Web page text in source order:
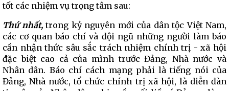
tốt các nhiệm vụ trọng tâm sau:
Thứ nhất,trong kỷ nguyên mới của dân tộc Việt Nam,
các cơ quan báo chí và đội ngũ những người làm báo
cần nhận thức sâu sắc trách nhiệm chính trị - xã hội
đặc biệt cao cả của mình trước Đảng, Nhà nước và
Nhân dân. Báo chí cách mạng phải là tiếng nói của
Đảng, Nhà nước, tổ chức chính trị xã hội, là diễn đàn